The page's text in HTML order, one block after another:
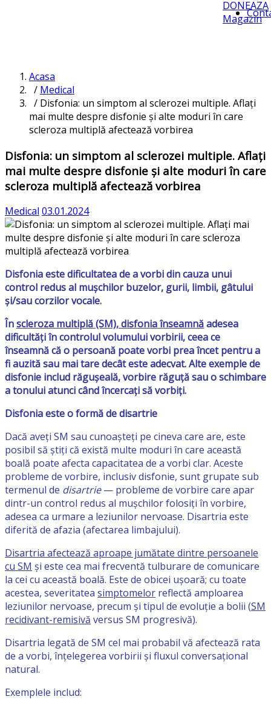
DONEAZA
Magazin
Acasa
/ Medical
/ Disfonia: un simptom al sclerozei multiple. Aflați
mai multe despre disfonie și alte moduri în care
scleroza multiplă afectează vorbirea
Disfonia: un simptom al sclerozei multiple. Aflați
mai multe despre disfonie și alte moduri în care
scleroza multiplă afectează vorbirea
Medical 03.01.2024
Disfonia este dificultatea de a vorbi din cauza unui
control redus al mușchilor buzelor, gurii, limbii, gâtului
și/sau corzilor vocale.
Înscleroza multiplă (SM), disfonia înseamnăadesea
dificultăți în controlul volumului vorbirii, ceea ce
înseamnă că o persoană poate vorbi prea încet pentru a
fi auzită sau mai tare decât este adecvat. Alte exemple de
disfonie includ răgușeală, vorbire răguță sau o schimbare
a tonului atunci când încercați să vorbiți.
Disfonia este o formă de disartrie
Dacă aveți SM sau cunoașteți pe cineva care are, este
posibil să știți că există multe moduri în care această
boală poate afecta capacitatea de a vorbi clar. Aceste
probleme de vorbire, inclusiv disfonie, sunt grupate sub
termenul de disartrie— probleme de vorbire care apar
dintr-un control redus al mușchilor folosiți în vorbire,
adesea ca urmare a leziunilor nervoase. Disartria este
diferită de afazia (afectarea limbajului).
Disartria afectează aproape jumătate dintre persoanele
cu SM și este cea mai frecventă tulburare de comunicare
la cei cu această boală. Este de obicei ușoară; cu toate
acestea, severitatea simptomelor reflectă amploarea
leziunilor nervoase, precum și tipul de evoluție a bolii (SM
recidivant-remisivă versus SM progresivă).
Disartria legată de SM cel mai probabil vă afectează rata
de a vorbi, înțelegerea vorbirii și fluxul conversațional
natural.
Exemplele includ: